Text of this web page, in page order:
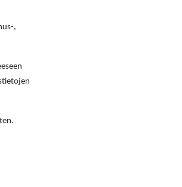
,